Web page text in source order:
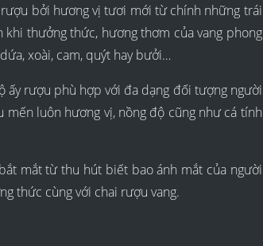
bởi hương vị tươi mới từ chính những trái
thưởng thức, hương thơm của vang phong
xoài, cam, quýt hay bưởi…
ấy rượu phù hợp với đa dạng đối tượng người
mến luôn hương vị, nồng độ cũng như cá tính
mắt từ thu hút biết bao ánh mắt của người
thức cùng với chai rượu vang.